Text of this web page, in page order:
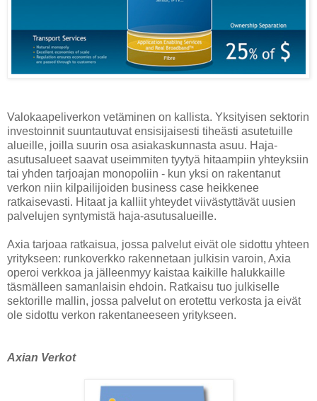
Valokaapeliverkon vetäminen on kallista. Yksityisen sektorin
investoinnit suuntautuvat ensisijaisesti tiheästi asutetuille
alueille, joilla suurin osa asiakaskunnasta asuu. Haja-
asutusalueet saavat useimmiten tyytyä hitaampiin yhteyksiin
tai yhden tarjoajan monopoliin - kun yksi on rakentanut
verkon niin kilpailijoiden business case heikkenee
ratkaisevasti. Hitaat ja kalliit yhteydet viivästyttävät uusien
palvelujen syntymistä haja-asutusalueille.
Axia tarjoaa ratkaisua, jossa palvelut eivät ole sidottu yhteen
yritykseen: runkoverkko rakennetaan julkisin varoin, Axia
operoi verkkoa ja jälleenmyy kaistaa kaikille halukkaille
täsmälleen samanlaisin ehdoin. Ratkaisu tuo julkiselle
sektorille mallin, jossa palvelut on erotettu verkosta ja eivät
ole sidottu verkon rakentaneeseen yritykseen.
Axian Verkot